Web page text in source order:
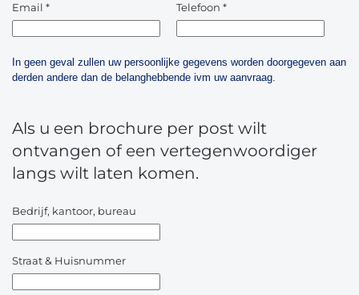
Email * Telefoon *
In geen geval zullen uw persoonlijke gegevens worden doorgegeven aan
derden andere dan de belanghebbende ivm uw aanvraag.
Als u een brochure per post wilt
ontvangen of een vertegenwoordiger
langs wilt laten komen.
Bedrijf, kantoor, bureau
Straat & Huisnummer